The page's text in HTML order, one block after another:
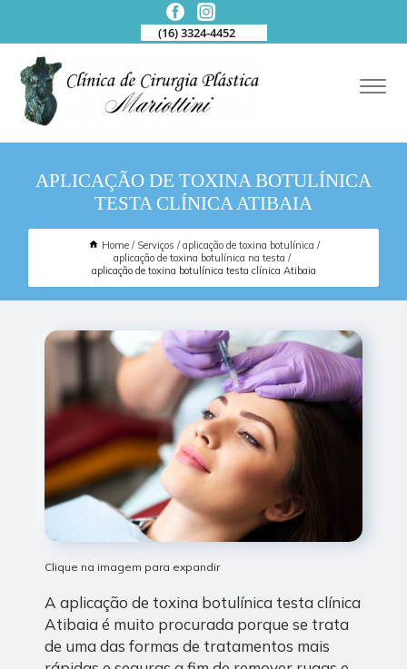
(16) 3324-4452
APLICAÇÃO DE TOXINA BOTULÍNICA
TESTA CLÍNICA ATIBAIA
Home Serviços
aplicação de toxina botulínica
aplicação de toxina botulínica na testa
aplicação de toxina botulínica testa clínica Atibaia
Clique na imagem para expandir
A aplicação de toxina botulínica testa clínica
Atibaia é muito procurada porque se trata
de uma das formas de tratamentos mais